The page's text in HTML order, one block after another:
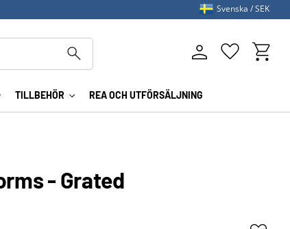
TILLBEHÖR REA OCH UTFÖRSÄLJNING
Favoriter
Svenska SEK
- Grated